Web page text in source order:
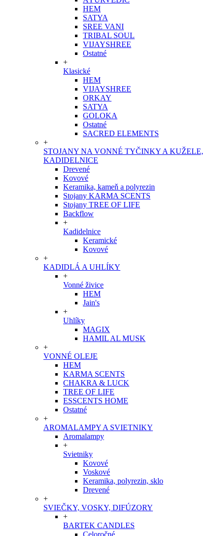
HEM
SATYA
SREE VANI
TRIBAL SOUL
VIJAYSHREE
Ostatné
+
Klasické
HEM
VIJAYSHREE
ORKAY
SATYA
GOLOKA
Ostatné
SACRED ELEMENTS
+
STOJANY NA VONNÉ TYČINKY A KUŽELE,
KADIDELNICE
Drevené
Kovové
Keramika, kameň a polyrezin
Stojany KARMA SCENTS
Stojany TREE OF LIFE
Backflow
+
Kadidelnice
Keramické
Kovové
+
KADIDLÁ A UHLÍKY
+
Vonné živice
HEM
Jain's
+
Uhlíky
MAGIX
HAMIL AL MUSK
+
VONNÉ OLEJE
HEM
KARMA SCENTS
CHAKRA & LUCK
TREE OF LIFE
ESSCENTS HOME
Ostatné
+
AROMALAMPY A SVIETNIKY
Aromalampy
+
Svietniky
Kovové
Voskové
Keramika, polyrezin, sklo
Drevené
+
SVIEČKY, VOSKY, DIFÚZORY
+
BARTEK CANDLES
Celoročné